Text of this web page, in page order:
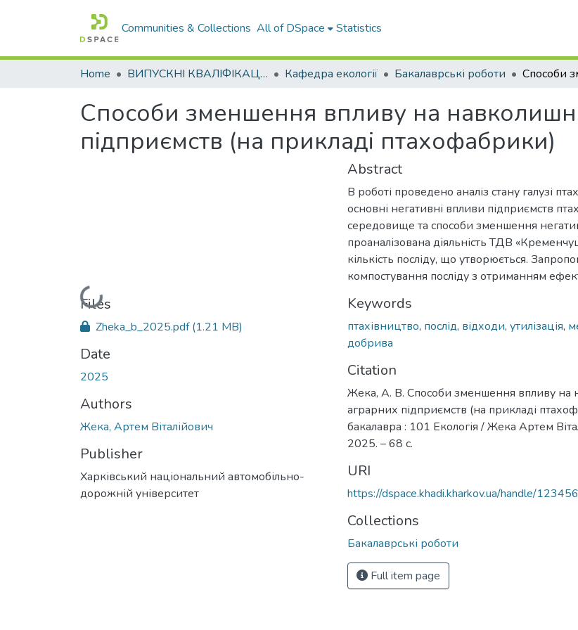
Communities & Collections All of DSpace Statistics
Home ВИПУСКНІ КВАЛІФІКАЦІЙНІ РОБОТИ Кафедра екології Бакалаврські роботи
Способи зменшення впливу на
підприємств (на прикладі птахофабрики)
Loading...
Files
Zheka_b_2025.pdf(1.21 MB)
Date
2025
Authors
Жека, Артем Віталійович
Publisher
Харківський національний автомобільно-
дорожній університет
Abstract
В роботі проведено аналіз стану галузі
основні негативні впливи підприємств
середовище та способи зменшення
проаналізована діяльність ТДВ
кількість посліду, що утворюється.
компостування посліду з отриманням
Keywords
птахівництво, послід, відходи, утилізація,
добрива
Citation
Жека, А. В. Способи зменшення впливу на
аграрних підприємств (на прикладі
бакалавра : 101 Екологія / Жека Артем
2025. – 68 с.
URI
https://dspace.khadi.kharkov.ua/handle/
Collections
Бакалаврські роботи
Full item page